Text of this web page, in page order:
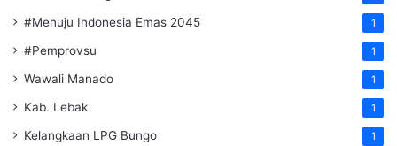
#Menuju Indonesia Emas 2045 1
#Pemprovsu 1
Wawali Manado 1
Kab. Lebak 1
Kelangkaan LPG Bungo 1